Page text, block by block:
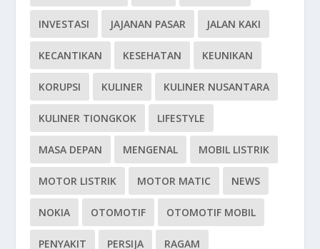
INVESTASI JAJANAN PASAR JALAN KAKI
KECANTIKAN KESEHATAN KEUNIKAN
KORUPSI KULINER KULINER NUSANTARA
KULINER TIONGKOK LIFESTYLE
MASA DEPAN MENGENAL MOBIL LISTRIK
MOTOR LISTRIK MOTOR MATIC NEWS
NOKIA OTOMOTIF OTOMOTIF MOBIL
PENYAKIT PERSIJA RAGAM